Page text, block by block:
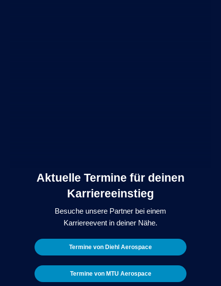
Aktuelle Termine für deinen
Karriereeinstieg
Besuche unsere Partner bei einem
Karriereevent in deiner Nähe.
Termine von Diehl Aerospace
Termine von MTU Aerospace